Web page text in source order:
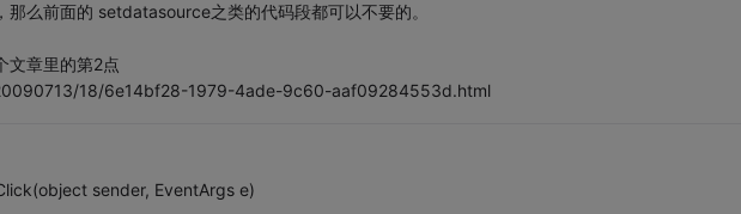
那么前面的 setdatasource之类的代码段都可以不要的。
文章里的第2点
18/6e14bf28-1979-4ade-9c60-aaf09284553d.html
sender, EventArgs e)